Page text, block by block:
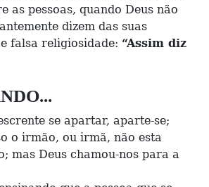
as pessoas, quando Deus não
dizem das suas
falsa religiosidade: “Assim diz
se apartar, aparte-se;
o irmão, ou irmã, não esta
mas Deus chamou-nos para a